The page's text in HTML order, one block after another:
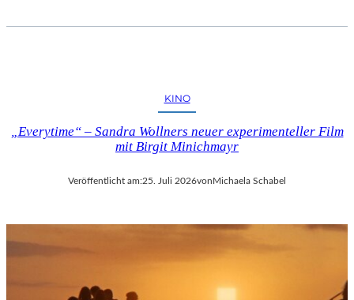
KINO
„Everytime“ – Sandra Wollners neuer experimenteller Film
mit Birgit Minichmayr
Veröffentlicht am:25. Juli 2026von Michaela Schabel